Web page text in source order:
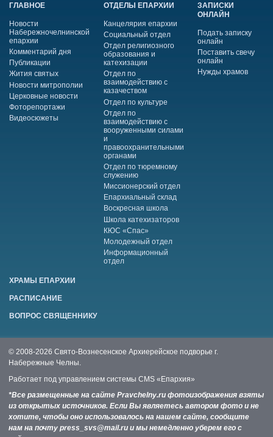
ГЛАВНОЕ
Новости
Набережночелнинской
епархии
Комментарий дня
Публикации
Жития святых
Новости митрополии
Церковные новости
Фоторепортажи
Видеосюжеты
ОТДЕЛЫ ЕПАРХИИ
Канцелярия епархии
Социальный отдел
Отдел религиозного
образования и
катехизации
Отдел по
взаимодействию с
казачеством
Отдел по культуре
Отдел по
взаимодействию с
вооруженными силами
и
правоохранительными
органами
Отдел по тюремному
служению
Миссионерский отдел
Епархиальный склад
Воскресная школа
Школа катехизаторов
КЮС «Спас»
Молодежный отдел
Информационный
отдел
ЗАПИСКИ
ОНЛАЙН
Подать записку
онлайн
Поставить свечу
онлайн
Нужды храмов
ХРАМЫ ЕПАРХИИ
РАСПИСАНИЕ
ВОПРОС СВЯЩЕННИКУ
© 2008-2026 Свято-Вознесенское Архиерейское подворье г.
Набережные Челны.
Работает под управлением системы CMS «Епархия»
*Все размещенные на сайте Pravchelny.ru фотоизображения взяты
из открытых источников. Если Вы являетесь автором фото и не
хотите, чтобы оно использовалось на нашем сайте, сообщите
нам на почту press_svs@mail.ru и мы немедленно уберем его с